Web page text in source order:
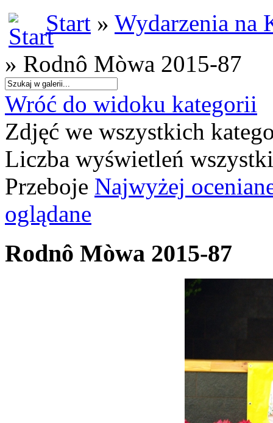
Start » Wydarzenia na
» Rodnô Mòwa 2015-87
Wróć do widoku kategorii
Zdjęć we wszystkich
Liczba wyświetleń
Przeboje Najwyżej
oglądane
Rodnô Mòwa 2015-87